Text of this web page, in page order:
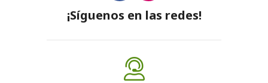
¡Síguenos en las redes!